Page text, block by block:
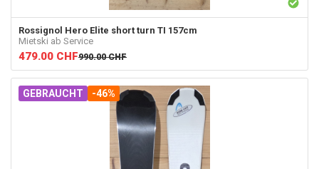
Rossignol Hero Elite short turn TI 157cm
Mietski ab Service
479.00 CHF990.00 CHF
GEBRAUCHT -46%